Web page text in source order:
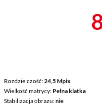
Rozdzielczość 24,5 Mpix
Wielkość matrycy Pełna klatka
Stabilizacja obrazu nie